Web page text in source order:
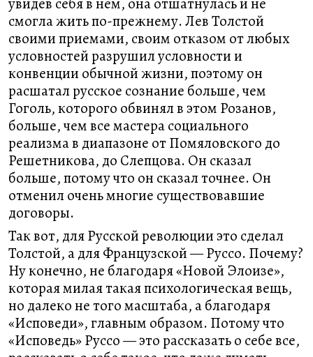
смогла жить по-прежнему. Лев Толстой
своими приемами, своим отказом от любых
условностей разрушил условности и
конвенции обычной жизни, поэтому он
расшатал русское сознание больше, чем
Гоголь, которого обвинял в этом Розанов,
больше, чем все мастера социального
реализма в диапазоне от Помяловского до
Решетникова, до Слепцова. Он сказал
больше, потому что он сказал точнее. Он
отменил очень многие существовавшие
договоры.
Так вот, для Русской революции это сделал
Толстой, а для Французской — Руссо. Почему?
Ну конечно, не благодаря «Новой Элоизе»,
которая милая такая психологическая вещь,
но далеко не того масштаба, а благодаря
«Исповеди», главным образом. Потому что
«Исповедь» Руссо — это рассказать о себе все,